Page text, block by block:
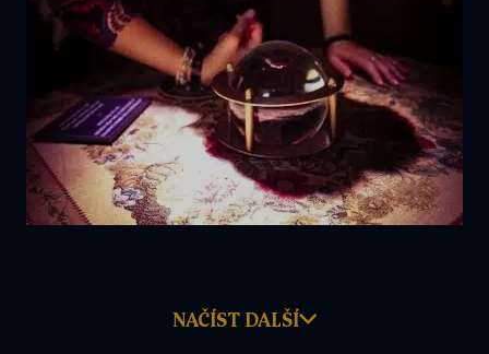
NAČÍST DALŠÍ